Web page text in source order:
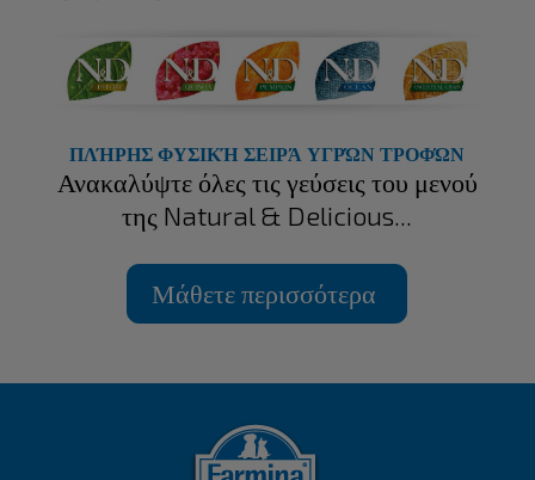
ΠΛΉΡΗΣ ΦΥΣΙΚΉ ΣΕΙΡΆ ΥΓΡΏΝ ΤΡΟΦΏΝ
Ανακαλύψτε όλες τις γεύσεις του μενού
της Natural & Delicious...
Μάθετε περισσότερα